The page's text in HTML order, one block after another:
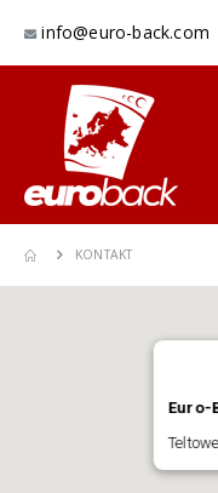
info@euro-back.com
KONTAKT
Euro-